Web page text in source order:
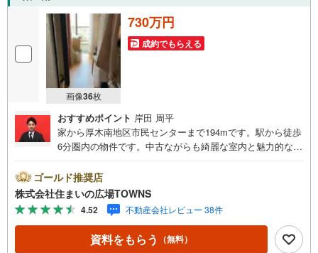
画像36枚
730万円
成約でもらえる
おすすめポイント 岸田 周平
家から厚木南地区市民センターまで194mです。駅から徒歩
6分圏内の物件です。中古ながらも綺麗な室内と魅力的な住
ライバシーの面でも安心です。交通のアクセスがしやすく
と色んな所に行きやすいです。専有面積23.84平米もありま
すので、ご検討ください。すぐに引き渡しが可能な物件で
す。【年中無休/9:00～21:00】人気物件は特にお問い合わ
せが集中するため、お早めにお電話下さい。「室内・現地
を見学する」ボタンよりご予約頂くとご見学がスムーズで
ゴールド推奨店
株式会社住まいの広場TOWNS
4.52 不動産会社レビュー 38件
資料をもらう （無料）